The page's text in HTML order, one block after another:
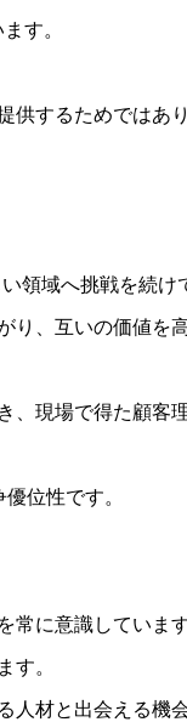
す。
するためではあり
領域へ挑戦を続け
、互いの価値を
、現場で得た顧客
位性です。
常に意識しています
す。
人材と出会える機